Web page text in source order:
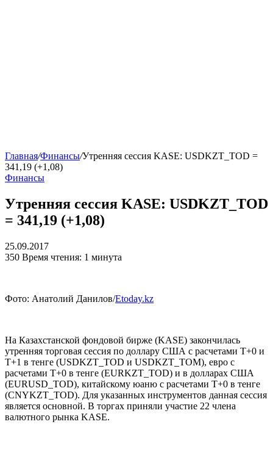
Главная/Финансы/Утренняя сессия KASE: USDKZT_TOD =
341,19 (+1,08)
Финансы
Утренняя сессия KASE: USDKZT_TOD
= 341,19 (+1,08)
25.09.2017
350 Время чтения: 1 минута
Фото: Анатолий Данилов/Etoday.kz
На Казахстанской фондовой бирже (KASE) закончилась
утренняя торговая сессия по доллару США с расчетами Т+0 и
Т+1 в тенге (USDKZT_TOD и USDKZT_TOM), евро с
расчетами T+0 в тенге (EURKZT_TOD) и в долларах США
(EURUSD_TOD), китайскому юаню с расчетами T+0 в тенге
(CNYKZT_TOD). Для указанных инструментов данная сессия
является основной. В торгах приняли участие 22 члена
валютного рынка KASE.